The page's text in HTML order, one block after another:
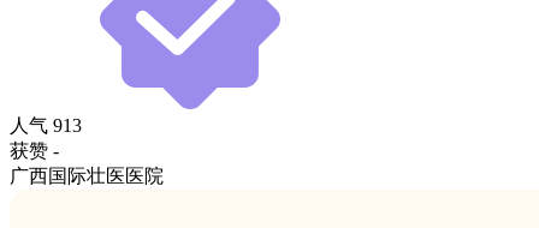
人气 913
获赞 -
广西国际壮医医院